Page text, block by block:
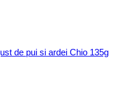
de pui si ardei Chio 135g